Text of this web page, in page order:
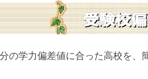
の学力偏差値に合った高校を、